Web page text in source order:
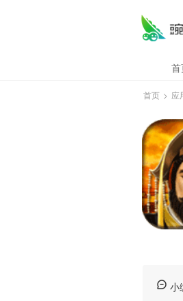
首页 > 应
小